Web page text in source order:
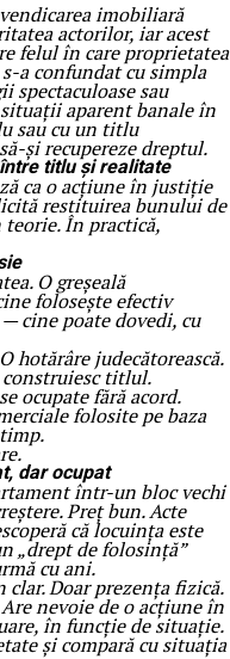
imobiliară
actorilor, iar acest
felul în care proprietatea
a confundat cu simpla
spectaculoase sau
aparent banale în
sau cu un titlu
și recupereze dreptul.
titlu și realitate
ca o acțiune în justiție
restituirea bunului de
În practică,
O greșeală
folosește efectiv
cine poate dovedi, cu
hotărâre judecătorească.
construiesc titlul.
ocupate fără acord.
folosite pe baza
dar ocupat
într-un bloc vechi
Preț bun. Acte
că locuința este
„drept de folosință”
cu ani.
Doar prezența fizică.
nevoie de o acțiune în
în funcție de situație.
și compară cu situația